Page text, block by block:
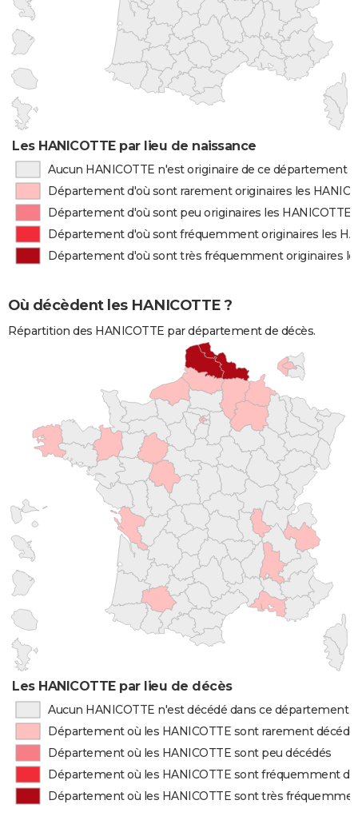
Les HANICOTTE par lieu de naissance
Aucun HANICOTTE n'est originaire de ce département
Département d'où sont rarement originaires les
Département d'où sont peu originaires les HANICOTTE
Département d'où sont fréquemment originaires les
Département d'où sont très fréquemment originaires
Où décèdent les HANICOTTE ?
Répartition des HANICOTTE par département de décès.
Les HANICOTTE par lieu de décès
Aucun HANICOTTE n'est décédé dans ce département
Département où les HANICOTTE sont rarement
Département où les HANICOTTE sont peu décédés
Département où les HANICOTTE sont fréquemment
Département où les HANICOTTE sont très